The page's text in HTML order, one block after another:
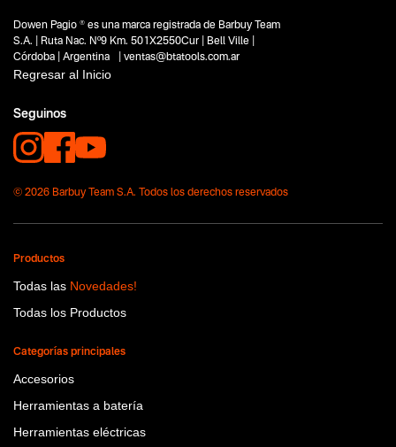
Construcción
Capacidad
12V
10 mm
No items found.
Tecnologia
Dowen Pagio ® es una marca registrada de Barbuy Team
S.A. | Ruta Nac. Nº9 Km. 501X2550Cur | Bell Ville |
Córdoba | Argentina | ventas@btatools.com.ar
Regresar al Inicio
Seguinos
© 2026 Barbuy Team S.A. Todos los derechos reservados
Productos
Todas las Novedades!
Todas los Productos
Categorías principales
Accesorios
Herramientas a batería
Herramientas eléctricas